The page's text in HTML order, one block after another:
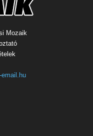
Mozaik